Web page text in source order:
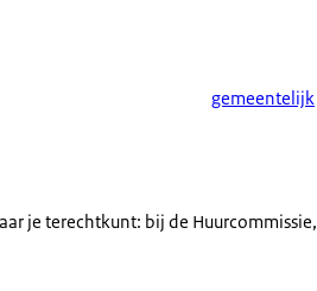
gemeentelijk
je terechtkunt: bij de Huurcommissie,